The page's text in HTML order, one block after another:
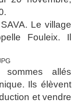
Le village
Fouleix. Il
allés
Ils élèvent
et vendre